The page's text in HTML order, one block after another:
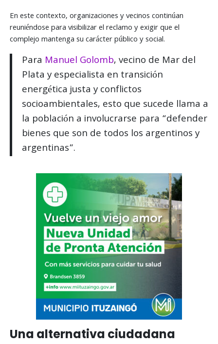
En este contexto, organizaciones y vecinos continúan
reuniéndose para visibilizar el reclamo y exigir que el
complejo mantenga su carácter público y social.
Para Manuel Golomb, vecino de Mar del
Plata y especialista en transición
energética justa y conflictos
socioambientales, esto que sucede llama a
la población a involucrarse para “defender
bienes que son de todos los argentinos y
argentinas”.
Una alternativa ciudadana